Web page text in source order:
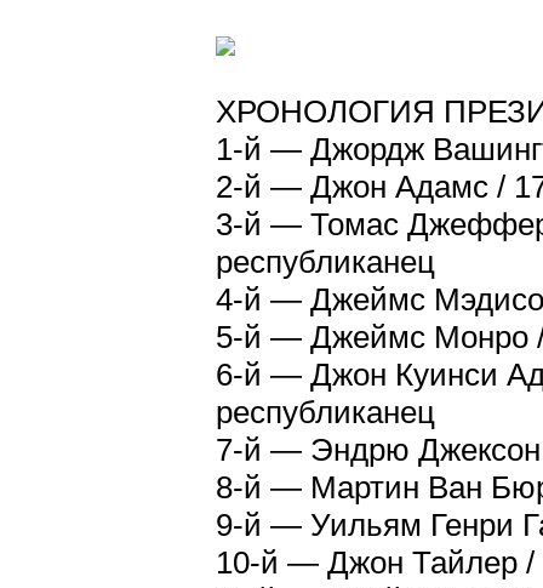
ХРОНОЛОГИЯ
1-й — Джордж
2-й — Джон Адамс /
3-й — Томас
республиканец
4-й — Джеймс
5-й — Джеймс Монро /
6-й — Джон Куинси
республиканец
7-й — Эндрю
8-й — Мартин Ван
9-й — Уильям Генри
10-й — Джон Тайлер /